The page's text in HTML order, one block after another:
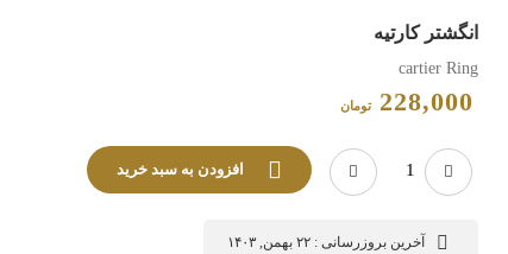
انگشتر کارتیه
cartier Ring
228,000 تومان
افزودن به سبد خرید
آخرین بروزرسانی : ۲۲ بهمن, ۱۴۰۳